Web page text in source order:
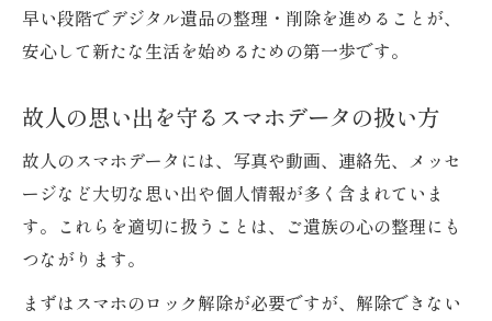
早い段階でデジタル遺品の整理・削除を進めることが、
安心して新たな生活を始めるための第一歩です。
故人の思い出を守るスマホデータの扱い方
故人のスマホデータには、写真や動画、連絡先、メッセ
ージなど大切な思い出や個人情報が多く含まれていま
す。これらを適切に扱うことは、ご遺族の心の整理にも
つながります。
まずはスマホのロック解除が必要ですが、解除できない